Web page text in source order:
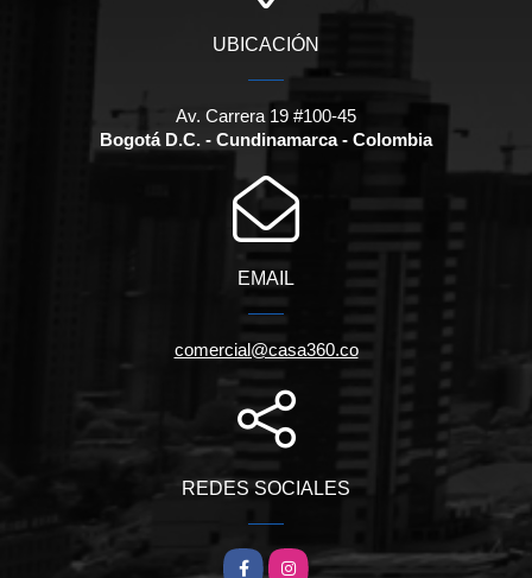
UBICACIÓN
Av. Carrera 19 #100-45
Bogotá D.C. - Cundinamarca - Colombia
EMAIL
comercial@casa360.co
REDES SOCIALES
FacebookInstagram